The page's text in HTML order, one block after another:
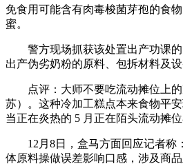
免食用可能含有肉毒梭菌芽孢的食
蜜。
警方现场抓获该处置出产功课的
出产伪劣奶粉的原料、包拆材料及设
点评：大师不要吃流动摊位上的
苏）。这种冷加工糕点本来食物平
当正在炎热的 5 月正在陌头流动摊位
12月8日，盒马方面回应记者称
体原料操做误差影响口感，涉及商